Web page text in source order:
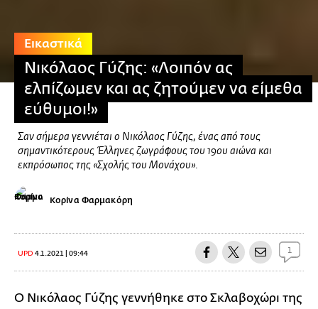
Εικαστικά
Νικόλαος Γύζης: «Λοιπόν ας
ελπίζωμεν και ας ζητούμεν να είμεθα
εύθυμοι!»
Σαν σήμερα γεννιέται ο Νικόλαος Γύζης, ένας από τους
σημαντικότερους Έλληνες ζωγράφους του 19ου αιώνα και
εκπρόσωπος της «Σχολής του Μονάχου».
Κορίνα Φαρμακόρη
UPD 4.1.2021 | 09:44 1
Ο Νικόλαος Γύζης γεννήθηκε στο Σκλαβοχώρι της